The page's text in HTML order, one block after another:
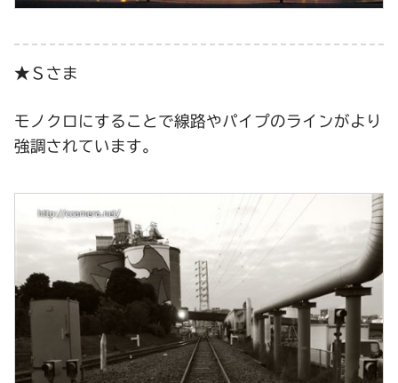
★Ｓさま
モノクロにすることで線路やパイプのラインがより
強調されています。